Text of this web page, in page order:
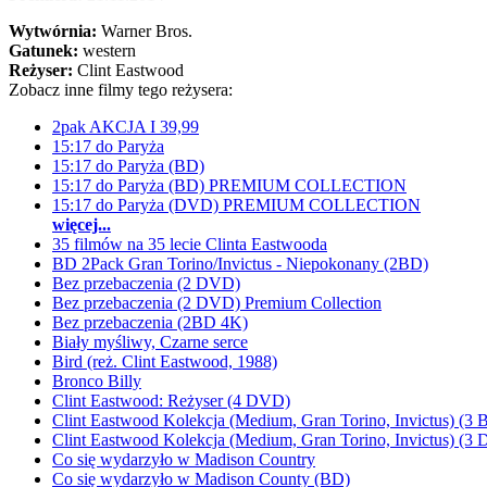
Wytwórnia: Warner Bros.
Gatunek: western
Reżyser: Clint Eastwood
Zobacz inne filmy tego reżysera:
2pak AKCJA I 39,99
15:17 do Paryża
15:17 do Paryża (BD)
15:17 do Paryża (BD) PREMIUM COLLECTION
15:17 do Paryża (DVD) PREMIUM COLLECTION
więcej...
35 filmów na 35 lecie Clinta Eastwooda
BD 2Pack Gran Torino/Invictus - Niepokonany (2BD)
Bez przebaczenia (2 DVD)
Bez przebaczenia (2 DVD) Premium Collection
Bez przebaczenia (2BD 4K)
Biały myśliwy, Czarne serce
Bird (reż. Clint Eastwood, 1988)
Bronco Billy
Clint Eastwood: Reżyser (4 DVD)
Clint Eastwood Kolekcja (Medium, Gran Torino, Invictus) (3
Clint Eastwood Kolekcja (Medium, Gran Torino, Invictus) (3
Co się wydarzyło w Madison Country
Co się wydarzyło w Madison County (BD)